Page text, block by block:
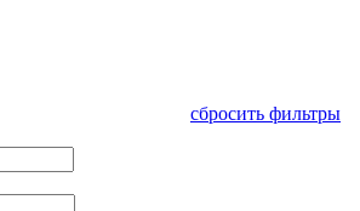
сбросить фильтры